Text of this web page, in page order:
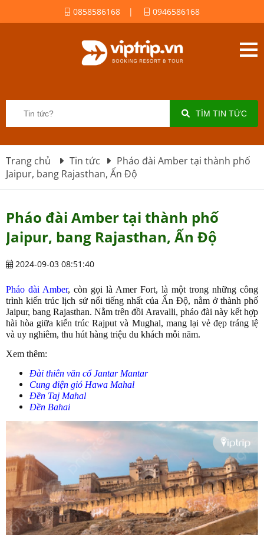
0858586168 | 0946586168
TÌM TIN TỨC
Trang chủ Tin tức
Pháo đài Amber tại thành phố
Jaipur, bang Rajasthan, Ấn Độ
Pháo đài Amber tại thành phố
Jaipur, bang Rajasthan, Ấn Độ
2024-09-03 08:51:40
Pháo đài Amber, còn gọi là Amer Fort, là một trong những công
trình kiến trúc lịch sử nổi tiếng nhất của Ấn Độ, nằm ở thành phố
Jaipur, bang Rajasthan. Nằm trên đồi Aravalli, pháo đài này kết hợp
hài hòa giữa kiến trúc Rajput và Mughal, mang lại vẻ đẹp tráng lệ
và uy nghiêm, thu hút hàng triệu du khách mỗi năm.
Xem thêm:
Đài thiên văn cổ Jantar Mantar
Cung điện gió Hawa Mahal
Đền Taj Mahal
Đền Bahai